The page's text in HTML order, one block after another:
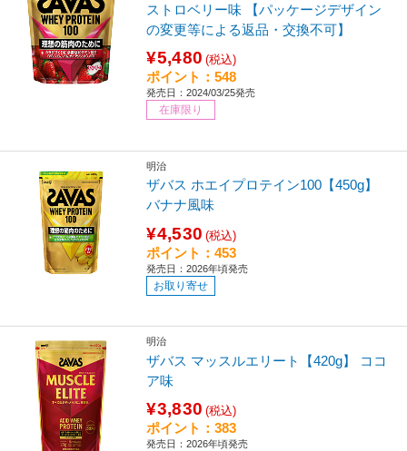
ストロベリー味 【パッケージデザイン
の変更等による返品・交換不可】
¥5,480 (税込)
ポイント：548
発売日：2024/03/25発売
在庫限り
明治
ザバス ホエイプロテイン100【450g】
バナナ風味
¥4,530 (税込)
ポイント：453
発売日：2026年頃発売
お取り寄せ
明治
ザバス マッスルエリート【420g】 ココ
ア味
¥3,830 (税込)
ポイント：383
発売日：2026年頃発売